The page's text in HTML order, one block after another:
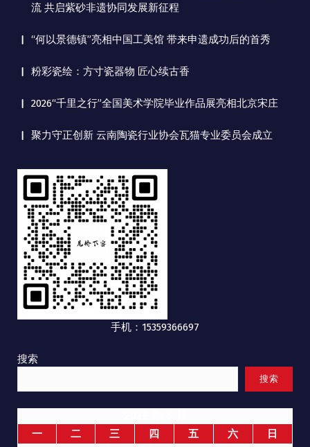
流 共启紫砂非遗协同发展新征程
“何以景德镇”亮相中国工美馆 带来申遗成功后的首秀
粉彩瓷绘：方寸瓷器物 匠心续古香
2026“千里之行”全国美术学院毕业作品展亮相北京宋庄
聚力守正创新 云南陶瓷行业协会瓦猫专业委员会成立
手机：15359366697
搜索
搜索
一
二 三 四 五 六 日